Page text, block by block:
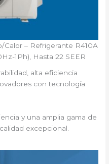
– Refrigerante R410A
1Ph), Hasta 22 SEER
alta eficiencia
con tecnología
y una amplia gama de
excepcional.